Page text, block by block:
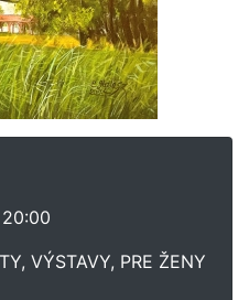
VÝSTAVY, PRE ŽENY